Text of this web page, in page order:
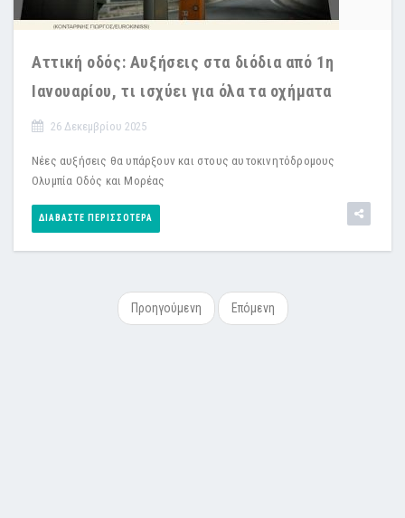
Αττική οδός: Αυξήσεις στα διόδια από 1η
Ιανουαρίου, τι ισχύει για όλα τα οχήματα
26 Δεκεμβρίου 2025
Νέες αυξήσεις θα υπάρξουν και στους αυτοκινητόδρομους
Ολυμπία Οδός και Μορέας
ΔΙΑΒΆΣΤΕ ΠΕΡΙΣΣΌΤΕΡΑ
Προηγούμενη Επόμενη